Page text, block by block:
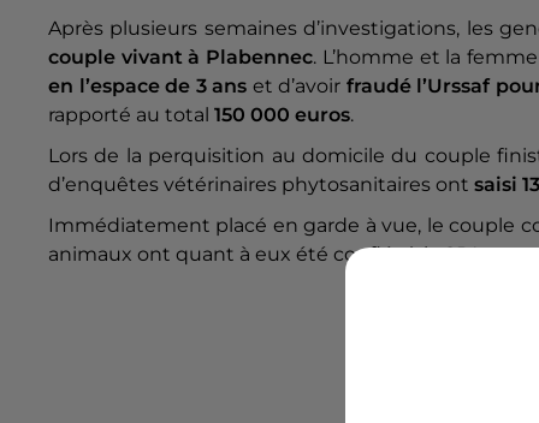
Après plusieurs semaines d’investigations, les
couple vivant à Plabennec. L’homme et la
en l’espace de 3 ans et d’avoir fraudé l’Urssaf
rapporté au total 150 000 euros.
Lors de la perquisition au domicile du couple
d’enquêtes vétérinaires phytosanitaires ont saisi
Immédiatement placé en garde à vue, le couple
animaux ont quant à eux été confiés à la SPA.